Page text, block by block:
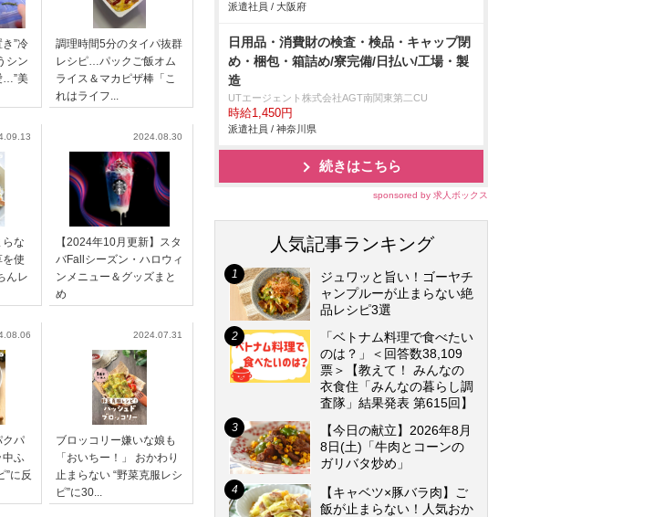
”冷
シン
…”美
調理時間5分のタイパ抜群
レシピ…パックご飯オム
ライス＆マカピザ棒「こ
れはライフ...
らな
使
んレ
2024.08.30
【2024年10月更新】スタ
バFallシーズン・ハロウィ
ンメニュー＆グッズまと
め
クパ
中ふ
”に反
2024.07.31
ブロッコリー嫌いな娘も
「おいちー！」 おかわり
止まらない “野菜克服レシ
ピ”に30...
派遣社員 / 大阪府
日用品・消費財の検査・検品・キャップ閉
め・梱包・箱詰め/寮完備/日払い/工場・製
造
UTエージェント株式会社AGT南関東第二CU
時給1,450円
派遣社員 / 神奈川県
続きはこちら
sponsored by 求人ボックス
人気記事ランキング
ジュワッと旨い！ゴーヤチ
ャンプルーが止まらない絶
品レシピ3選
「ベトナム料理で食べたい
のは？」＜回答数38,109
票＞【教えて！ みんなの
衣食住「みんなの暮らし調
査隊」結果発表 第615回】
【今日の献立】2026年8月
8日(土)「牛肉とコーンの
ガリバタ炒め」
【キャベツ×豚バラ肉】ご
飯が止まらない！人気おか